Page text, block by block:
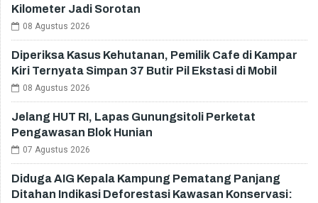
Kilometer Jadi Sorotan
08 Agustus 2026
Diperiksa Kasus Kehutanan, Pemilik Cafe di Kampar
Kiri Ternyata Simpan 37 Butir Pil Ekstasi di Mobil
08 Agustus 2026
Jelang HUT RI, Lapas Gunungsitoli Perketat
Pengawasan Blok Hunian
07 Agustus 2026
Diduga AIG Kepala Kampung Pematang Panjang
Ditahan Indikasi Deforestasi Kawasan Konservasi: